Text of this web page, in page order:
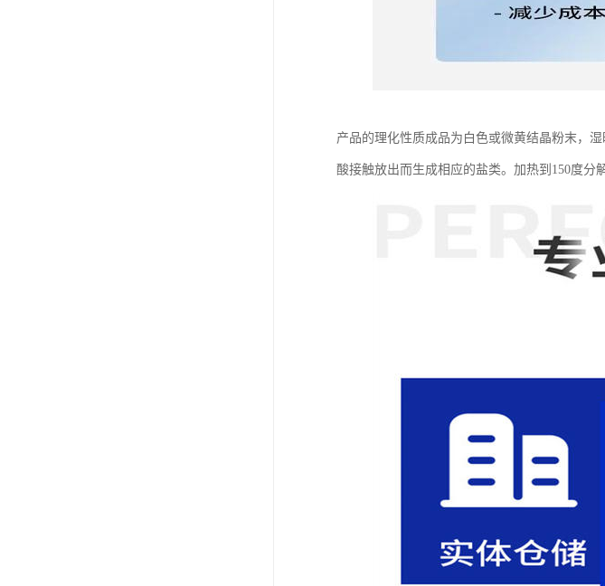
产品的理化性质成品为白色或微黄结晶粉末，
酸接触放出而生成相应的盐类。加热到150度分解